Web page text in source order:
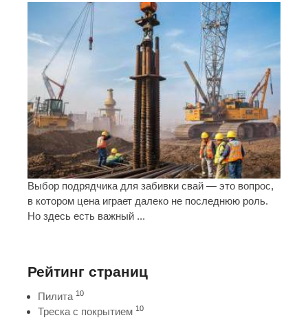
Выбор подрядчика для забивки свай — это вопрос,
в котором цена играет далеко не последнюю роль.
Но здесь есть важный ...
Рейтинг страниц
Пилита 10
Треска с покрытием 10